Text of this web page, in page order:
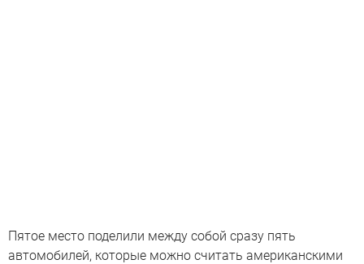
Пятое место поделили между собой сразу пять
автомобилей, которые можно считать американскими